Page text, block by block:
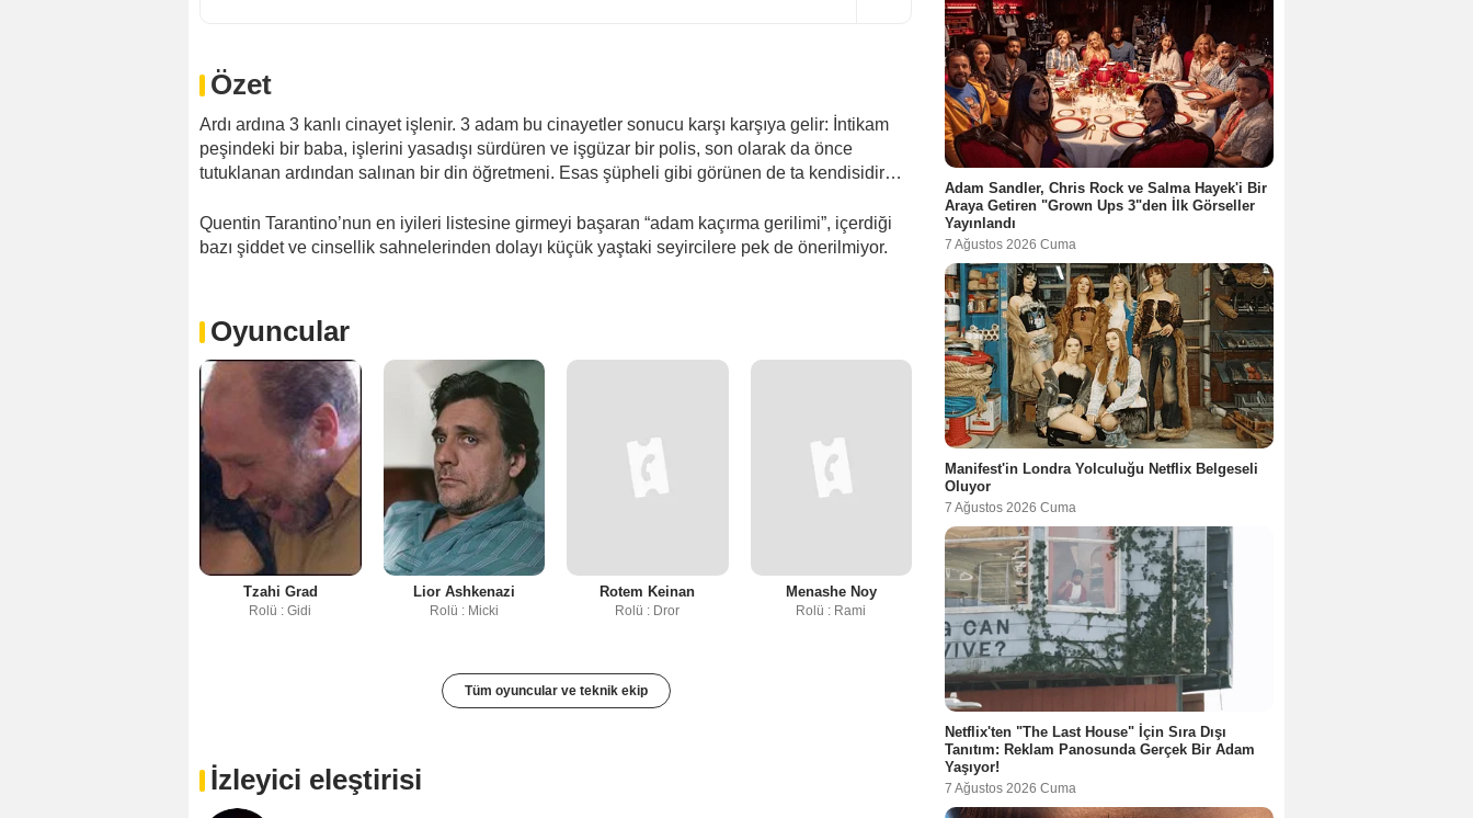
Özet
Ardı ardına 3 kanlı cinayet işlenir. 3 adam bu cinayetler sonucu karşı karşıya gelir: İntikam
peşindeki bir baba, işlerini yasadışı sürdüren ve işgüzar bir polis, son olarak da önce
tutuklanan ardından salınan bir din öğretmeni. Esas şüpheli gibi görünen de ta kendisidir…
Quentin Tarantino’nun en iyileri listesine girmeyi başaran “adam kaçırma gerilimi”, içerdiği
bazı şiddet ve cinsellik sahnelerinden dolayı küçük yaştaki seyircilere pek de önerilmiyor.
Oyuncular
Tzahi Grad
Rolü : Gidi
Lior Ashkenazi
Rolü : Micki
Rotem Keinan
Rolü : Dror
Menashe Noy
Rolü : Rami
Tüm oyuncular ve teknik ekip
İzleyici eleştirisi
Adam Sandler, Chris Rock ve Salma Hayek'i Bir
Araya Getiren "Grown Ups 3"den İlk Görseller
Yayınlandı
7 Ağustos 2026 Cuma
Manifest'in Londra Yolculuğu Netflix Belgeseli
Oluyor
7 Ağustos 2026 Cuma
Netflix'ten "The Last House" İçin Sıra Dışı
Tanıtım: Reklam Panosunda Gerçek Bir Adam
Yaşıyor!
7 Ağustos 2026 Cuma